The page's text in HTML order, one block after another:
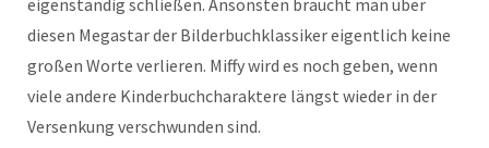
eigenständig schließen. Ansonsten braucht man über
diesen Megastar der Bilderbuchklassiker eigentlich keine
großen Worte verlieren. Miffy wird es noch geben, wenn
viele andere Kinderbuchcharaktere längst wieder in der
Versenkung verschwunden sind.